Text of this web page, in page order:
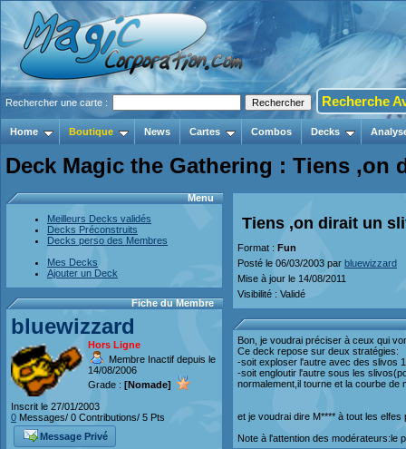
Rechercher une carte : Recherche
Home Boutique News Cartes Combos Decks
Deck Magic the Gathering : Tiens ,on
Menu
Meilleurs Decks validés
Decks Préconstruits
Decks perso des Membres
Mes Decks
Ajouter un Deck
Fiche du Membre
bluewizzard
Hors Ligne
Membre Inactif depuis le
14/08/2006
Grade : [Nomade]
Inscrit le 27/01/2003
0 Messages/ 0 Contributions/ 5 Pts
Message Privé
Tiens ,on dirait un
Format : Fun
Posté le 06/03/2003 par bluewizzard
Mise à jour le 14/08/2011
Visibilité : Validé
Bon, je voudrai préciser à ceux qui
Ce deck repose sur deux stratégies:
-soit exploser l'autre avec des slivos
-soit engloutir l'autre sous les
normalement,il tourne et la courbe
et je voudrai dire M**** à tout les
Note à l'attention des modérateurs:le